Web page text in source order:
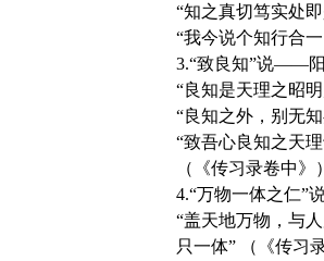
“知之真切笃实处
“我今说个知行合
3.“致良知”说——
“良知是天理之昭
“良知之外，别无
“致吾心良知之天
（《传习录卷中》
4.“万物一体之仁
“盖天地万物，与
只一体” （《传习